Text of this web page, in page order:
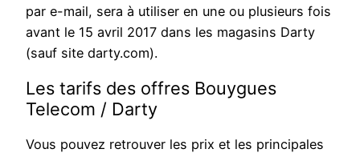
par e-mail, sera à utiliser en une ou plusieurs fois
avant le 15 avril 2017 dans les magasins Darty
(sauf site darty.com).
Les tarifs des offres Bouygues
Telecom / Darty
Vous pouvez retrouver les prix et les principales